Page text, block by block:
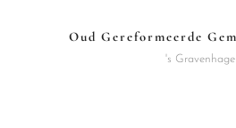
Oud Gereformeerde
's Gravenhage